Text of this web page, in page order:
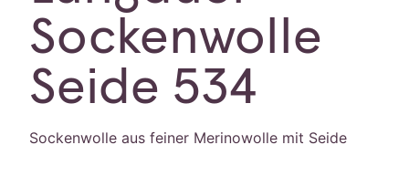
Sockenwolle
Seide 534
Sockenwolle aus feiner Merinowolle mit Seide